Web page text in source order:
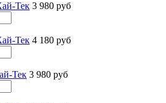
Тек 3 980 руб
Тек 4 180 руб
Тек 3 980 руб